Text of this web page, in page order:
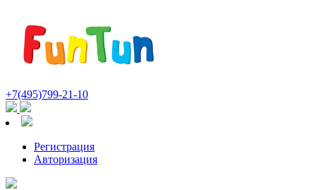
+7(495)799-21-10
Регистрация
Авторизация